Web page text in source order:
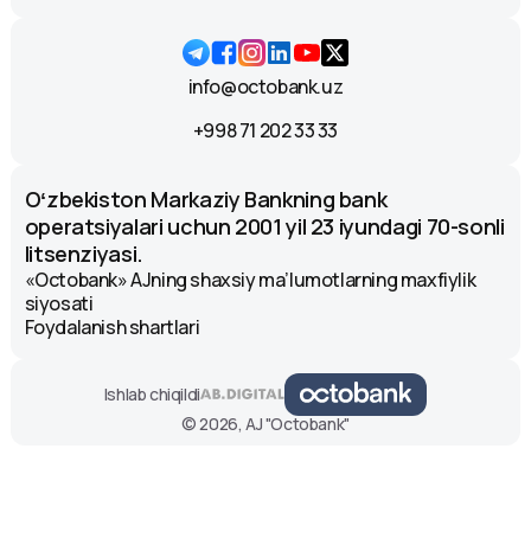
info@octobank.uz
+998 71 202 33 33
Oʻzbekiston Markaziy Bankning bank
operatsiyalari uchun 2001 yil 23 iyundagi 70-sonli
litsenziyasi.
«Octobank» AJning shaxsiy ma’lumotlarning maxfiylik
siyosati
Foydalanish shartlari
Ishlab chiqildi
© 2026, AJ "Octobank"